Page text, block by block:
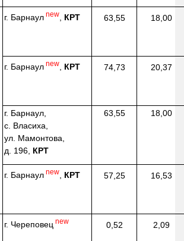
г. Барнаул new, КРТ 63,55 18,00
г. Барнаул new, КРТ 74,73 20,37
г. Барнаул,
с. Власиха,
ул. Мамонтова,
д. 196, КРТ
63,55 18,00
г. Барнаул new, КРТ 57,25 16,53
г. Череповец new 0,52 2,09